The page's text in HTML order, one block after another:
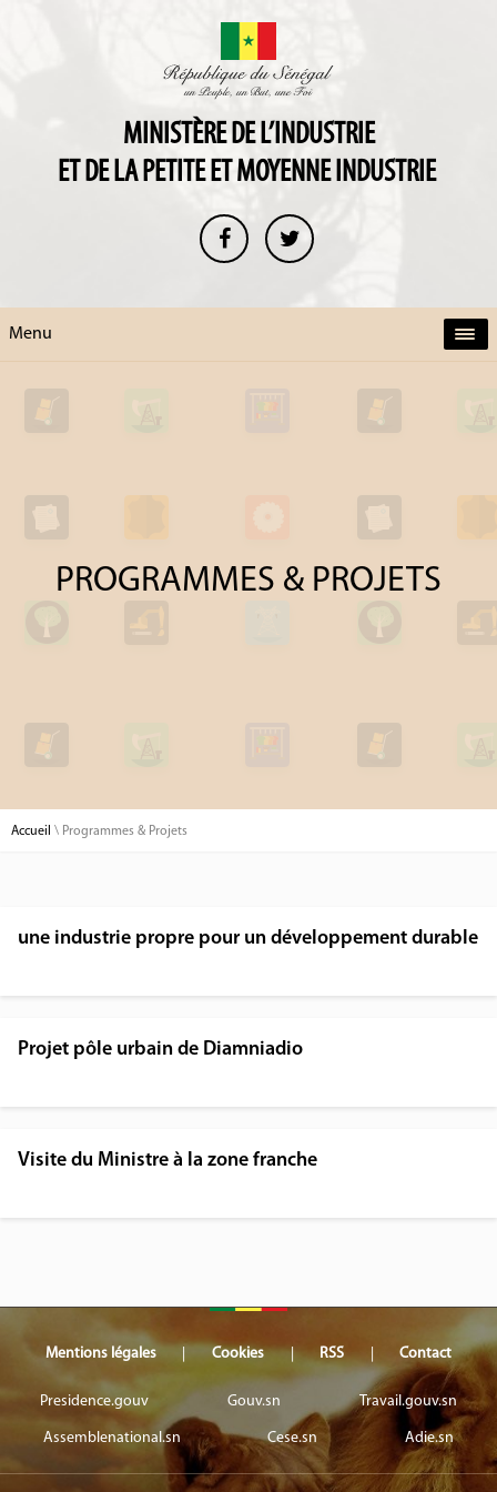
MINISTÈRE DE L’INDUSTRIE
ET DE LA PETITE ET MOYENNE INDUSTRIE
Menu
PROGRAMMES & PROJETS
Accueil \ Programmes & Projets
une industrie propre pour un développement durable
Projet pôle urbain de Diamniadio
Visite du Ministre à la zone franche
Mentions légales Cookies RSS Contact
Presidence.gouv Gouv.sn Travail.gouv.sn
Assemblenational.sn Cese.sn Adie.sn